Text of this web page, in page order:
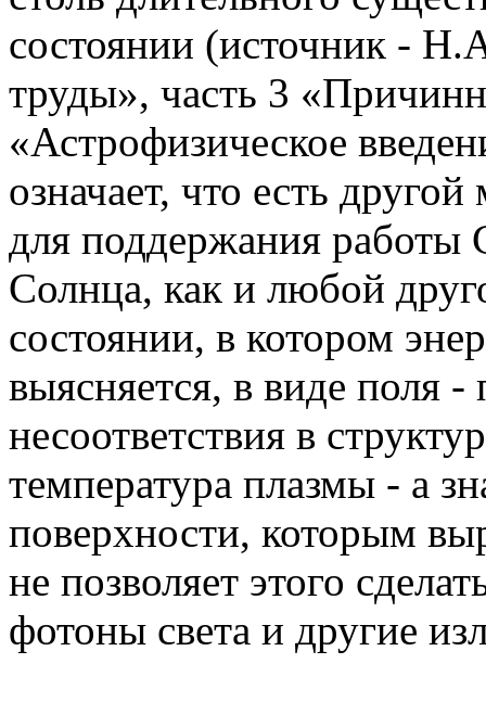
состоянии (источник -
труды», часть 3
«Астрофизическое
означает, что есть
для поддержания
Солнца, как и любой
состоянии, в котором
выясняется, в виде поля -
несоответствия в
температура плазмы - а
поверхности, которым
не позволяет этого
фотоны света и другие